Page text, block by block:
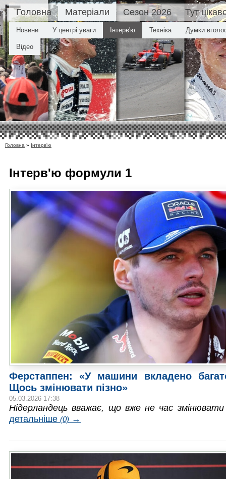
Головна Матеріали
Новини У центрі уваги Інтерв'ю Техніка Думки
Відео
Сезон 2026 Тут
Головна » Інтерв'ю
Інтерв'ю формули 1
Ферстаппен: «У машини вкладено
Щось змінювати пізно»
05.03.2026 17:38
Нідерландець вважає, що вже не час
детальніше (0) →